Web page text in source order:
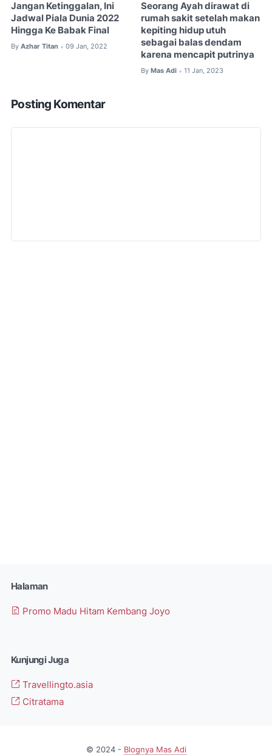
Jangan Ketinggalan, Ini
Jadwal Piala Dunia 2022
Hingga Ke Babak Final
By Azhar Titan • 09 Jan, 2022
Seorang Ayah dirawat di
rumah sakit setelah makan
kepiting hidup utuh
sebagai balas dendam
karena mencapit putrinya
By Mas Adi • 11 Jan, 2023
Posting Komentar
Halaman
Promo Madu Hitam Kembang Joyo
Kunjungi Juga
Travellingto.asia
Citratama
© 2024 - Blognya Mas Adi